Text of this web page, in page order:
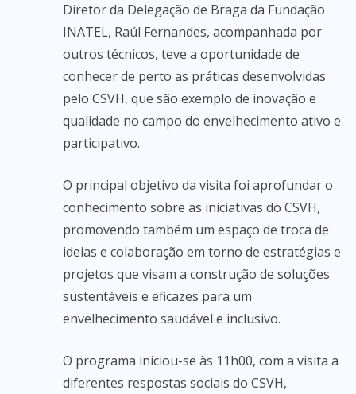
Diretor da Delegação de Braga da Fundação
INATEL, Raúl Fernandes, acompanhada por
outros técnicos, teve a oportunidade de
conhecer de perto as práticas desenvolvidas
pelo CSVH, que são exemplo de inovação e
qualidade no campo do envelhecimento ativo e
participativo.
O principal objetivo da visita foi aprofundar o
conhecimento sobre as iniciativas do CSVH,
promovendo também um espaço de troca de
ideias e colaboração em torno de estratégias e
projetos que visam a construção de soluções
sustentáveis e eficazes para um
envelhecimento saudável e inclusivo.
O programa iniciou-se às 11h00, com a visita a
diferentes respostas sociais do CSVH,